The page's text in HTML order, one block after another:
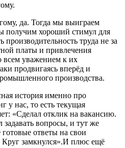
да. Тогда мы выиграем
получим хороший стимул для
производительность труда не за
платы и привлечения
всем уважением к их
продвигаясь вперёд и
производства.
история именно про
у нас, то есть текущая
«Сделал отклик на вакансию.
задавать вопросы, и тут же
ответы на свои
замкнулся».И плюс ещё